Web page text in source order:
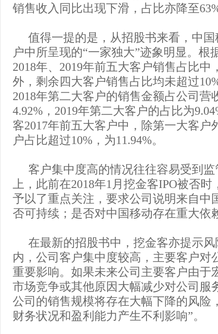
销售收入同比出现下滑，占比亦降至
值得一提的是，从招股书来看，中
户中所呈现的“一家独大”迹象明显。根
2018年、2019年前五大客户销售占比中
外，剩余四大客户销售占比均未超过
2018年第二大客户的销售金额占公司营
4.92%，2019年第二大客户的占比为
客2017年前五大客户中，除第一大客户
户占比超过10%，为11.94%。
客户集中度高的情况往往容易受到
上，此前在2018年1月挖金客IPO被否
予以了重点关注，要求公司说明来自中
否可持续；是否对中国移动存在重大依
在最新的招股书中，挖金客亦提示
内，公司客户集中度较高，主要客户对
重要影响。如果未来公司主要客户由于
市场竞争或其他原因大幅减少对公司服
公司的销售规模将存在大幅下降的风险
财务状况和盈利能力产生不利影响”。